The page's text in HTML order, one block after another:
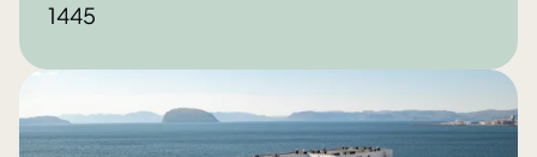
1445